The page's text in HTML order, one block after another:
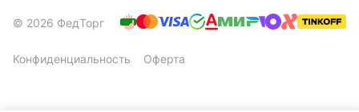
© 2026 ФедТорг
Конфиденциальность Оферта